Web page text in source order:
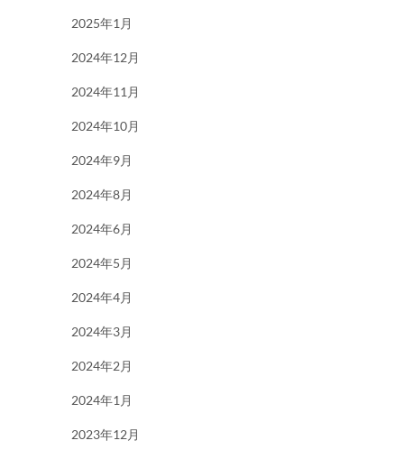
2025年1月
2024年12月
2024年11月
2024年10月
2024年9月
2024年8月
2024年6月
2024年5月
2024年4月
2024年3月
2024年2月
2024年1月
2023年12月